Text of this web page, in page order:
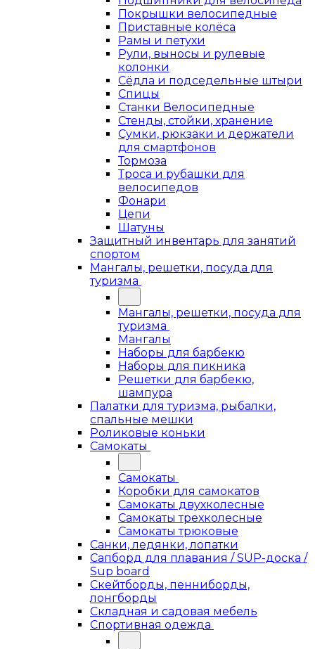
Покрышки велосипедные
Приставные колёса
Рамы и петухи
Рули, выносы и рулевые
колонки
Сёдла и подседельные штыри
Спицы
Станки Велосипедные
Стенды, стойки, хранение
Сумки, рюкзаки и держатели
для смартфонов
Тормоза
Троса и рубашки для
велосипедов
Фонари
Цепи
Шатуны
Защитный инвентарь для занятий
спортом
Мангалы, решетки, посуда для
туризма
Мангалы, решетки, посуда для
туризма
Мангалы
Наборы для барбекю
Наборы для пикника
Решетки для барбекю,
шампура
Палатки для туризма, рыбалки,
спальные мешки
Роликовые коньки
Самокаты
Самокаты
Коробки для самокатов
Самокаты двухколесные
Самокаты трехколесные
Самокаты трюковые
Санки, ледянки, лопатки
Сапборд для плавания / SUP-доска /
Sup board
Скейтборды, пенниборды,
лонгборды
Складная и садовая мебель
Спортивная одежда